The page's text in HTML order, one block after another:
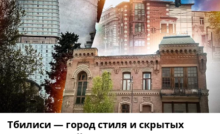
Тбилиси — город стиля и скрытых